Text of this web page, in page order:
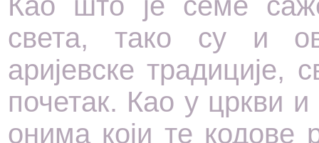
света, тако су и
аријевске традиције,
почетак. Као у цркви
онима који те кодове